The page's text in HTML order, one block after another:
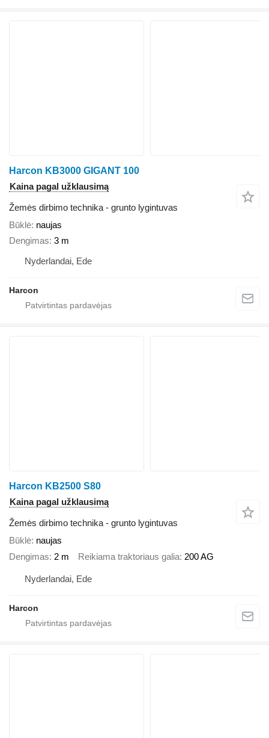
Harcon KB3000 GIGANT 100
Kaina pagal užklausimą
Žemės dirbimo technika - grunto lygintuvas
Būklė naujas
Dengimas 3 m
Nyderlandai, Ede
Harcon
Harcon KB2500 S80
Kaina pagal užklausimą
Žemės dirbimo technika - grunto lygintuvas
Būklė naujas
Dengimas 2 m Reikiama traktoriaus galia 200 AG
Nyderlandai, Ede
Harcon